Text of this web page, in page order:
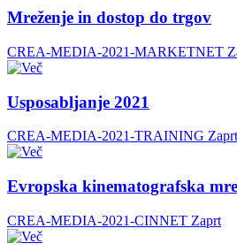
Mreženje in dostop do trgov
CREA-MEDIA-2021-MARKETNET
Usposabljanje 2021
CREA-MEDIA-2021-TRAINING Zaprt
Evropska kinematografska
CREA-MEDIA-2021-CINNET Zaprt